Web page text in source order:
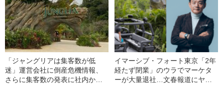
「ジャングリアは集客数が低
迷」運営会社に倒産危機情報、
さらに集客数の発表に社内から
イマーシブ・フォート東京「2年
経たず閉業」のウラでマーケタ
ーが大量退社…文春報道にヤフ